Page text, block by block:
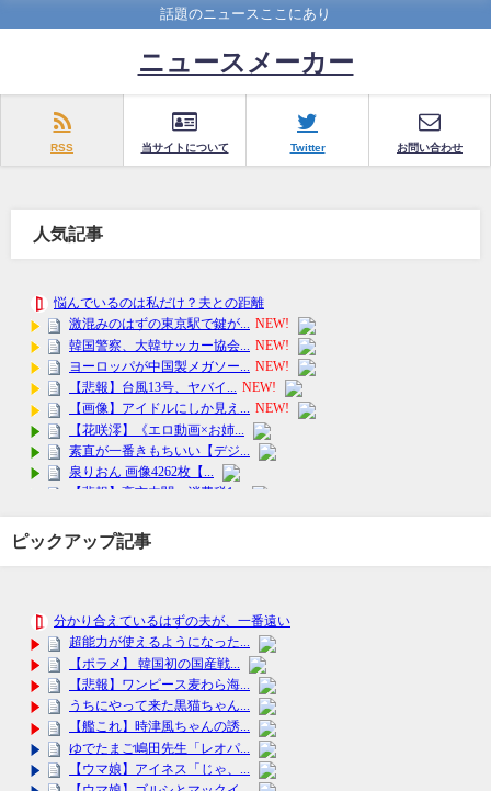
話題のニュースここにあり
ニュースメーカー
RSS 当サイトについて Twitter お問い合わせ
人気記事
ピックアップ記事